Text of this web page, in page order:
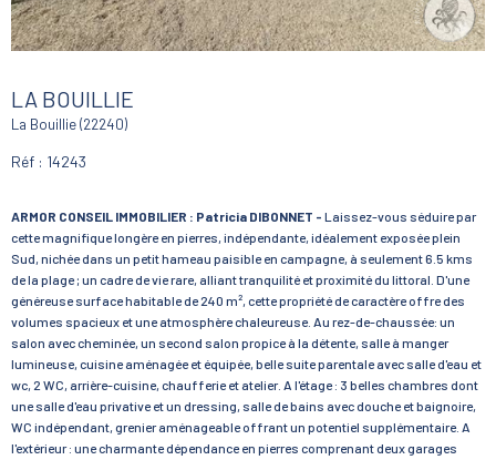
LA BOUILLIE
La Bouillie (22240)
Réf : 14243
ARMOR CONSEIL IMMOBILIER : Patricia DIBONNET - Laissez-vous séduire par
cette magnifique longère en pierres, indépendante, idéalement exposée plein
Sud, nichée dans un petit hameau paisible en campagne, à seulement 6.5 kms
de la plage ; un cadre de vie rare, alliant tranquilité et proximité du littoral. D'une
généreuse surface habitable de 240 m², cette propriété de caractère offre des
volumes spacieux et une atmosphère chaleureuse. Au rez-de-chaussée: un
salon avec cheminée, un second salon propice à la détente, salle à manger
lumineuse, cuisine aménagée et équipée, belle suite parentale avec salle d'eau et
wc, 2 WC, arrière-cuisine, chaufferie et atelier. A l'étage : 3 belles chambres dont
une salle d'eau privative et un dressing, salle de bains avec douche et baignoire,
WC indépendant, grenier aménageable offrant un potentiel supplémentaire. A
l'extérieur : une charmante dépendance en pierres comprenant deux garages